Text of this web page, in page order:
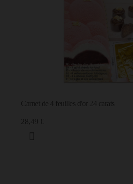
Carnet de 4 feuilles d'or 24 carats
28,49 €